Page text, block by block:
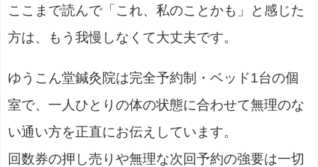
ここまで読んで「これ、私のことかも」と感じた
方は、もう我慢しなくて大丈夫です。
ゆうこん堂鍼灸院は完全予約制・ベッド1台の個
室で、一人ひとりの体の状態に合わせて無理のな
い通い方を正直にお伝えしています。
回数券の押し売りや無理な次回予約の強要は一切